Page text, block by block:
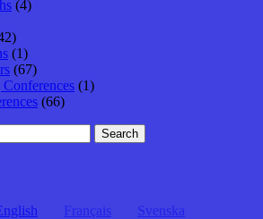
(4)
(1)
(67)
(1)
(66)
Français Svenska